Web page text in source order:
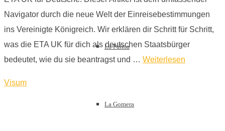
La Palma
La Gomera
Navigator durch die neue Welt der Einreisebestimmungen
ins Vereinigte Königreich. Wir erklären dir Schritt für Schritt,
was die ETA UK für dich als deutschen Staatsbürger
bedeutet, wie du sie beantragst und … Weiterlesen
Visum